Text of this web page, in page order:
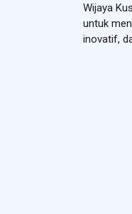
Wijaya
untuk
inovatif,